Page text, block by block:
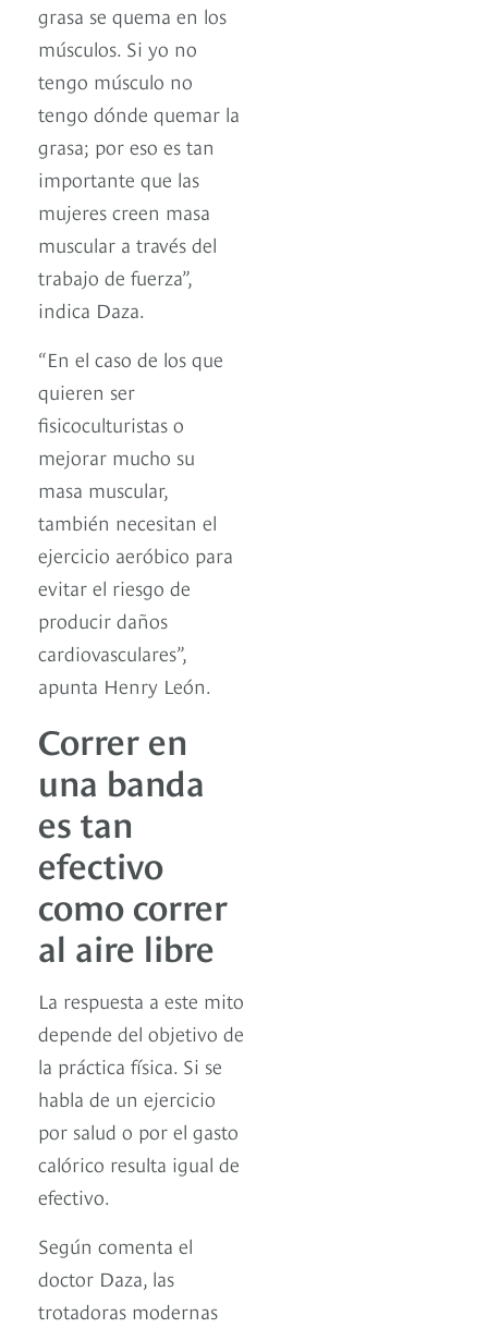
grasa se quema en los
músculos. Si yo no
tengo músculo no
tengo dónde quemar la
grasa; por eso es tan
importante que las
mujeres creen masa
muscular a través del
trabajo de fuerza”,
indica Daza.
“En el caso de los que
quieren ser
fisicoculturistas o
mejorar mucho su
masa muscular,
también necesitan el
ejercicio aeróbico para
evitar el riesgo de
producir daños
cardiovasculares”,
apunta Henry León.
Correr en
una banda
es tan
efectivo
como correr
al aire libre
La respuesta a este mito
depende del objetivo de
la práctica física. Si se
habla de un ejercicio
por salud o por el gasto
calórico resulta igual de
efectivo.
Según comenta el
doctor Daza, las
trotadoras modernas